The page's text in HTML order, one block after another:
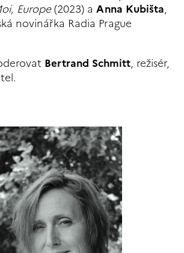
Europe(2023) a Anna Kubišta,
novinářka Radia Prague
Bertrand Schmitt, režisér,